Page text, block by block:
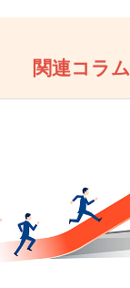
関連コラム